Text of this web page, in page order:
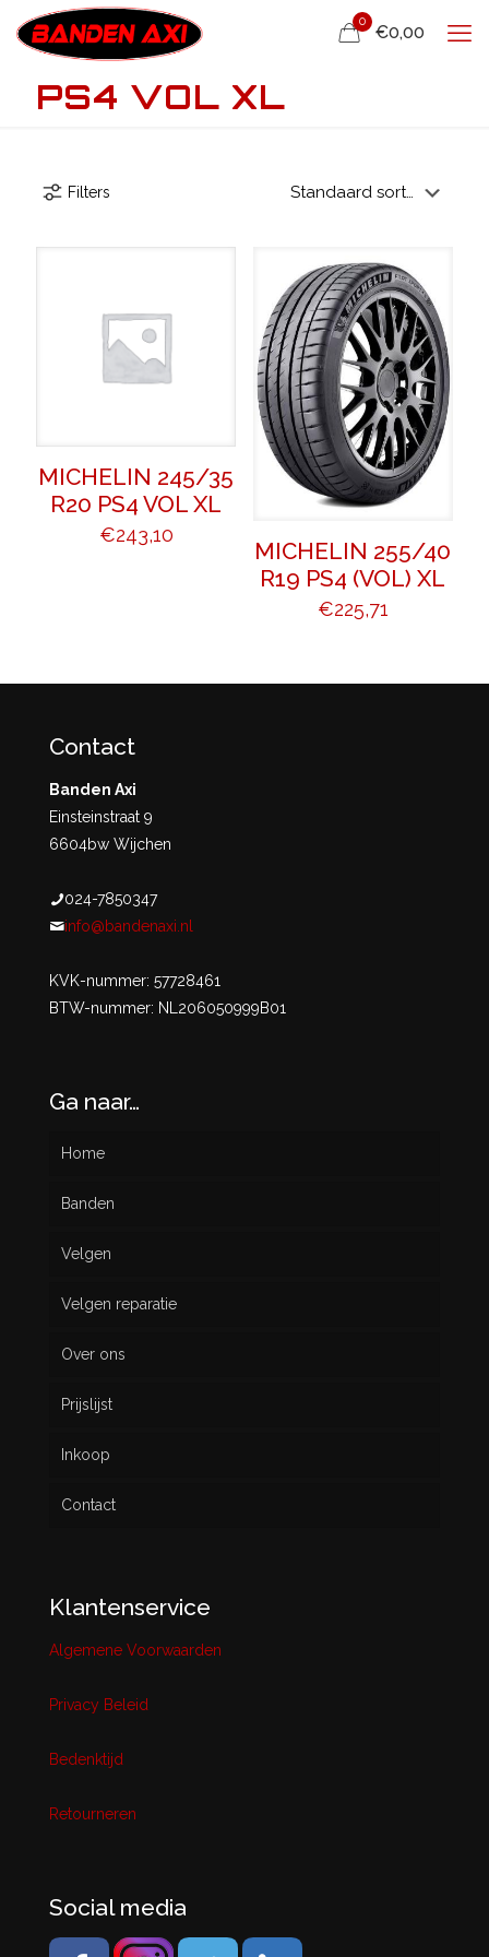
0
€0,00
PS4 VOL XL
Filters
MICHELIN 245/35
R20 PS4 VOL XL
€243,10
MICHELIN 255/40
R19 PS4 (VOL) XL
€225,71
Contact
Banden Axi
Einsteinstraat 9
6604bw Wijchen
024-7850347
info@bandenaxi.nl
KVK-nummer: 57728461
BTW-nummer: NL206050999B01
Ga naar…
Home
Banden
Nieuw
Gebruikt
Velgen
Velgen reparatie
Over ons
Prijslijst
Inkoop
Contact
Klantenservice
Algemene Voorwaarden
Privacy Beleid
Bedenktijd
Retourneren
Social media